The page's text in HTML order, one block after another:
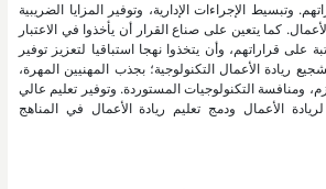
وتبسيط الإجراءات الإدارية، وتوفير المزايا الضريبية
كما يتعين على صناع القرار أن يأخذوا في الاعتبار
على قراراتهم، وأن يتخذوا نهجا استباقيا لتعزيز توفير
ريادة الأعمال التكنولوجية؛ بجذب المهنيين المهرة،
ومنافسة التكنولوجيات المستوردة. وتوفير تعليم عالي
الأعمال ودمج تعليم ريادة الأعمال في المناهج